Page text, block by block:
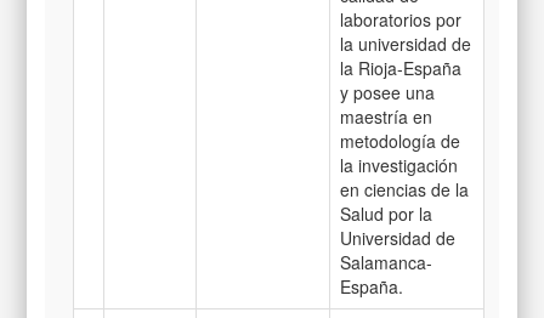
laboratorios por
la universidad de
la Rioja-España
y posee una
maestría en
metodología de
la investigación
en ciencias de la
Salud por la
Universidad de
Salamanca-
España.